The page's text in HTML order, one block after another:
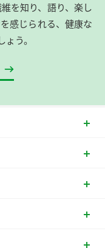
を知り、語り、楽し
感じられる、健康な
う。